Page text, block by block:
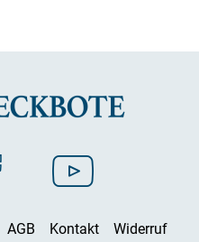
AGB Kontakt Widerruf